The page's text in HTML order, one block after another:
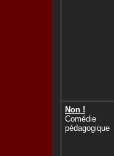
Non !
Comédie
pédagogique